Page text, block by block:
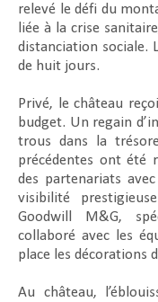
relevé le défi du
liée à la crise
distanciation sociale.
de huit jours.
Privé, le château
budget. Un regain
trous dans la
précédentes ont été
des partenariats
visibilité
Goodwill M&G,
collaboré avec les
place les décorations
Au château,